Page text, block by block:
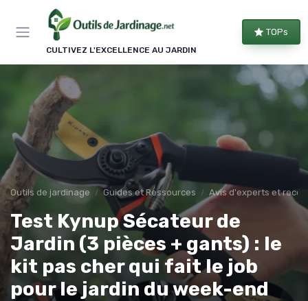
CULTIVEZ L'EXCELLENCE AU JARDIN
TOPs
Outils de jardinage Guides et Ressources Avis d'experts et
Test Kynup Sécateur de
Jardin (3 pièces + gants) : le
kit pas cher qui fait le job
pour le jardin du week-end
Panneau de gestion des cookies